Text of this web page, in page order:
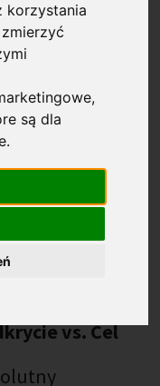
korzystania
,
są dla
.
a innowacją
czy prace
jeszcze
Prawidłowa
to klucz do
wiedzy, która
vs. Cel